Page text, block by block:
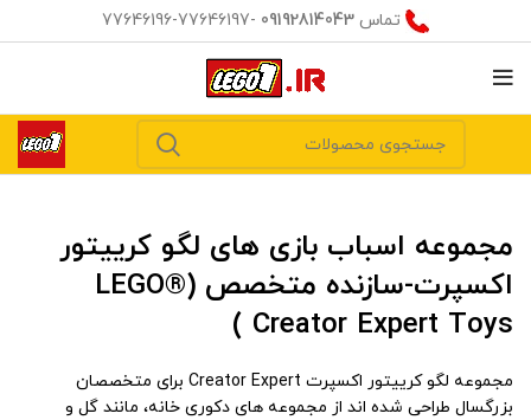
تماس 09192814043
-77646197-77646196
مجموعه اسباب بازی های لگو کرییتور
اکسپرت-سازنده
متخصص (LEGO®
Creator Expert Toys )
مجموعه لگو کرییتور اکسپرت Creator Expert برای متخصصان
بزرگسال طراحی شده اند از مجموعه های دکوری خانه، مانند گل و